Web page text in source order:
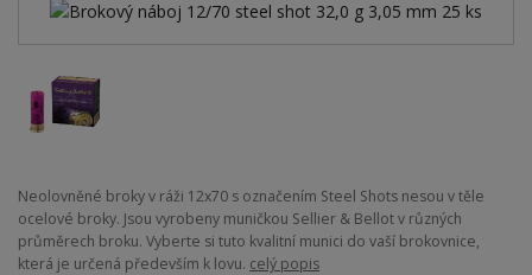
Neolovněné broky v ráži 12x70 s označením Steel Shots nesou v těle
ocelové broky. Jsou vyrobeny muničkou Sellier & Bellot v různých
průměrech broku. Vyberte si tuto kvalitní munici do vaší brokovnice,
která je určená především k lovu. celý popis